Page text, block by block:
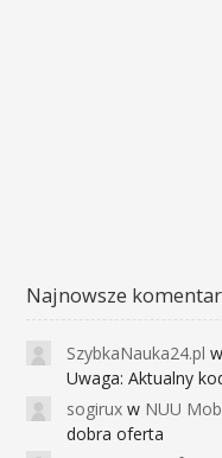
Najnowsze
SzybkaNauka24.pl w
Uwaga: Aktualny kod
sogirux w NUU Mobile X5, 5.5", 3/32GB,
dobra oferta